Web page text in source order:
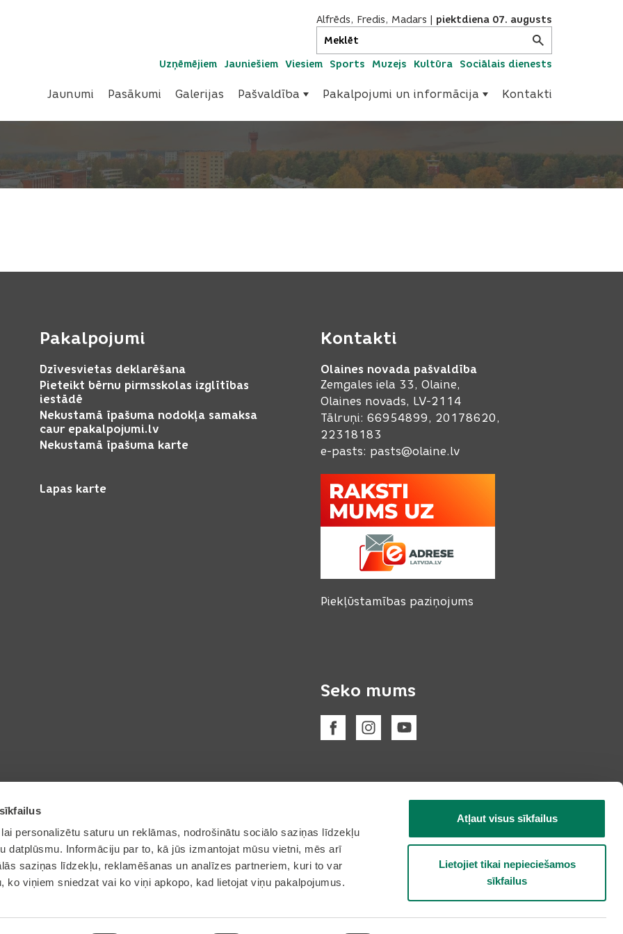
personalizētu saturu un reklāmas, nodrošinātu sociālo saziņas līdzekļu
datplūsmu. Informāciju par to, kā jūs izmantojat mūsu vietni, mēs arī
saziņas līdzekļu, reklamēšanas un analīzes partneriem, kuri to var
ko viņiem sniedzat vai ko viņi apkopo, kad lietojat viņu pakalpojumus.
Atļaut visus sīkfailus
Lietojiet tikai nepieciešamos
sīkfailus
Alfrēds, Fredis, Madars piektdiena 07. augusts
Uzņēmējiem Jauniešiem Viesiem Sports Muzejs Kultūra Sociālais dienests
Jaunumi Pasākumi Galerijas Pašvaldība Pakalpojumi un informācija Kontakti
Pakalpojumi
Dzīvesvietas deklarēšana
Pieteikt bērnu pirmsskolas izglītības
iestādē
Nekustamā īpašuma nodokļa samaksa
caur epakalpojumi.lv
Nekustamā īpašuma karte
Lapas karte
Kontakti
Olaines novada pašvaldība
Zemgales iela 33, Olaine,
Olaines novads, LV-2114
Tālruņi: 66954899, 20178620,
22318183
e-pasts: pasts@olaine.lv
Piekļūstamības paziņojums
Seko mums
© 2026 Olaine
Lapa pēdējo reizi atjaunota: